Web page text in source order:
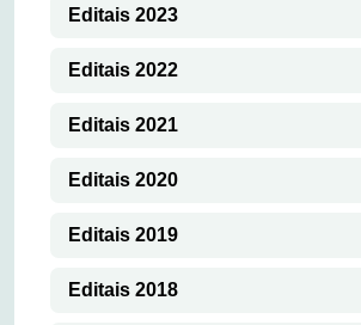
Editais 2023
Editais 2022
Editais 2021
Editais 2020
Editais 2019
Editais 2018